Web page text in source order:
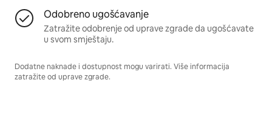
Odobreno ugošćavanje
Zatražite odobrenje od uprave zgrade da ugošćavate
u svom smještaju.
Dodatne naknade i dostupnost mogu varirati. Više informacija
zatražite od uprave zgrade.